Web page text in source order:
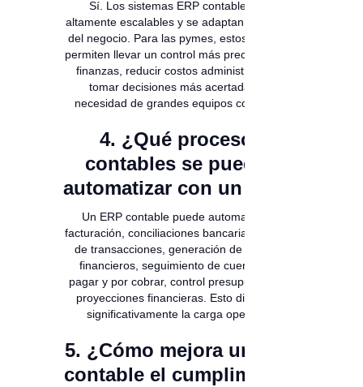
Sí. Los sistemas ERP contables son
altamente escalables y se adaptan al tamaño
del negocio. Para las pymes, estos sistemas
permiten llevar un control más preciso de sus
finanzas, reducir costos administrativos y
tomar decisiones más acertadas sin
necesidad de grandes equipos contables.
4. ¿Qué procesos
contables se pueden
automatizar con un ERP?
Un ERP contable puede automatizar la
facturación, conciliaciones bancarias, registro
de transacciones, generación de reportes
financieros, seguimiento de cuentas por
pagar y por cobrar, control presupuestario y
proyecciones financieras. Esto disminuye
significativamente la carga operativa.
5. ¿Cómo mejora un ERP
contable el cumplimiento